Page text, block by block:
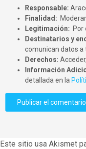
Responsable:
Finalidad:
Legitimación: Por
Destinatarios y
comunican datos a
Derechos:
Información
detallada en la
Este sitio usa Akismet